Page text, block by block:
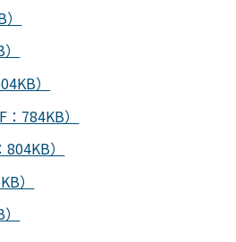
）
784KB）
）
）